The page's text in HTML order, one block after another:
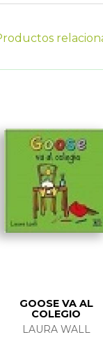
GOOSE VA AL
COLEGIO
LAURA WALL